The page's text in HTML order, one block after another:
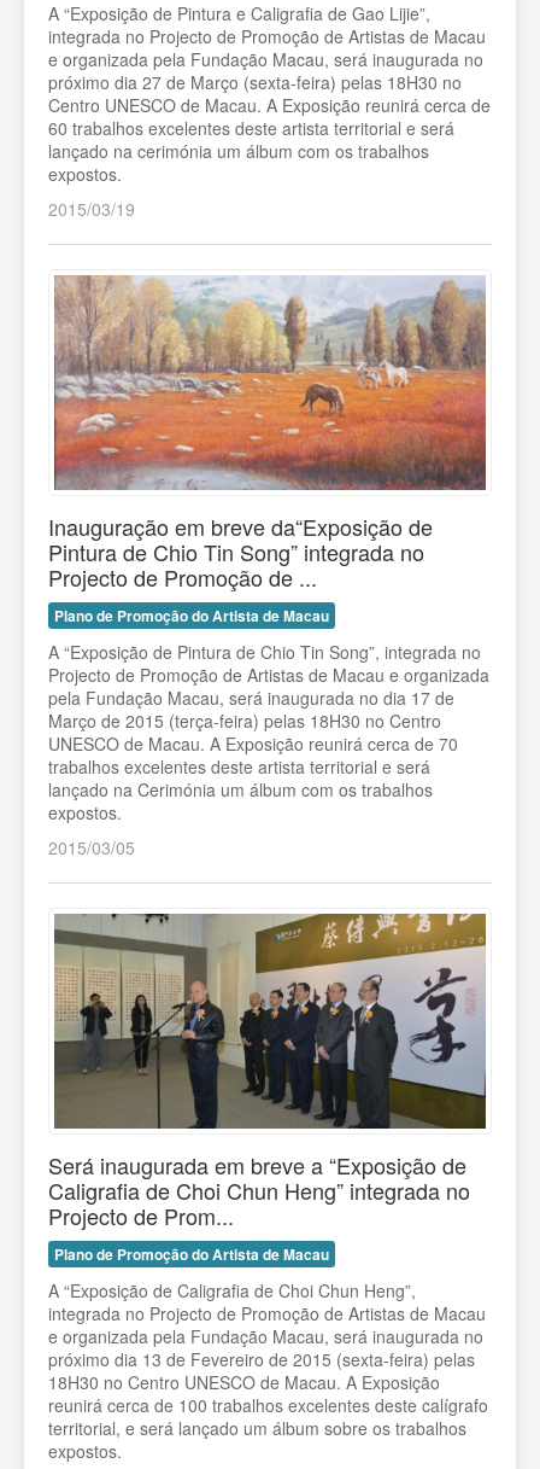
A “Exposição de Pintura e Caligrafia de Gao Lijie”,
integrada no Projecto de Promoção de Artistas de Macau
e organizada pela Fundação Macau, será inaugurada no
próximo dia 27 de Março (sexta-feira) pelas 18H30 no
Centro UNESCO de Macau. A Exposição reunirá cerca de
60 trabalhos excelentes deste artista territorial e será
lançado na cerimónia um álbum com os trabalhos
expostos.
2015/03/19
Inauguração em breve da“Exposição de
Pintura de Chio Tin Song” integrada no
Projecto de Promoção de ...
Plano de Promoção do Artista de Macau
A “Exposição de Pintura de Chio Tin Song”, integrada no
Projecto de Promoção de Artistas de Macau e organizada
pela Fundação Macau, será inaugurada no dia 17 de
Março de 2015 (terça-feira) pelas 18H30 no Centro
UNESCO de Macau. A Exposição reunirá cerca de 70
trabalhos excelentes deste artista territorial e será
lançado na Cerimónia um álbum com os trabalhos
expostos.
2015/03/05
Será inaugurada em breve a “Exposição de
Caligrafia de Choi Chun Heng” integrada no
Projecto de Prom...
Plano de Promoção do Artista de Macau
A “Exposição de Caligrafia de Choi Chun Heng”,
integrada no Projecto de Promoção de Artistas de Macau
e organizada pela Fundação Macau, será inaugurada no
próximo dia 13 de Fevereiro de 2015 (sexta-feira) pelas
18H30 no Centro UNESCO de Macau. A Exposição
reunirá cerca de 100 trabalhos excelentes deste calígrafo
territorial, e será lançado um álbum sobre os trabalhos
expostos.